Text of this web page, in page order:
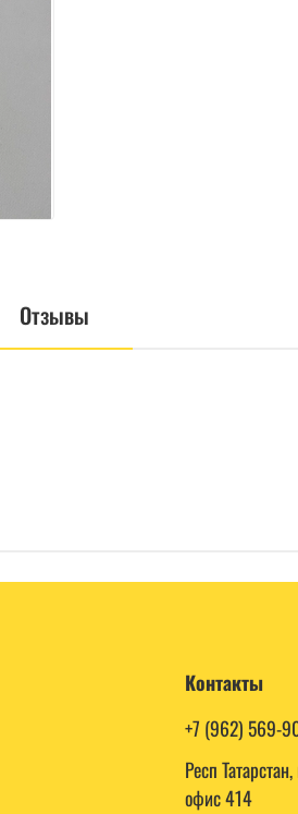
Отзывы
Контакты
+7 (962) 569-
Респ
офис 414